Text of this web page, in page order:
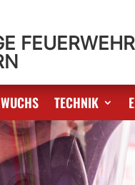
FEUERWEHR
TECHNIK